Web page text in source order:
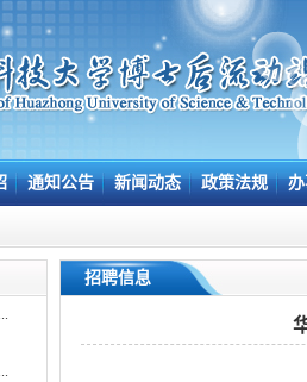
通知公告 新闻动态 政策法规
招聘信息